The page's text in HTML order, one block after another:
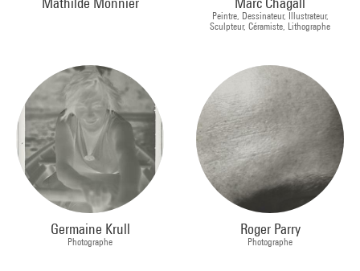
Peintre, Dessinateur, Illustrateur,
Sculpteur, Céramiste, Lithographe
Germaine Krull
Photographe
Roger Parry
Photographe